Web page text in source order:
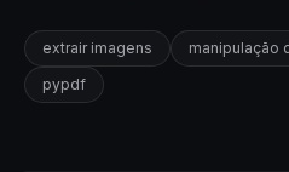
extrair imagens manipulação
pypdf